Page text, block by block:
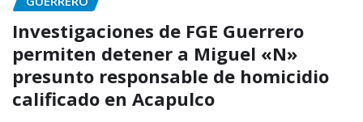
Investigaciones de FGE Guerrero
permiten detener a Miguel «N»
presunto responsable de homicidio
calificado en Acapulco